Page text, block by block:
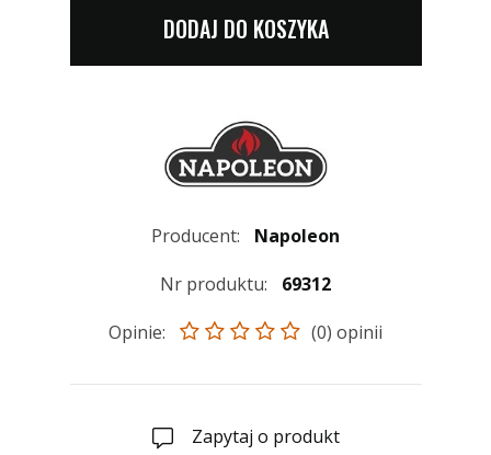
DODAJ DO KOSZYKA
Producent:
Napoleon
Nr produktu:
69312
Opinie:
(0) opinii
Zapytaj o produkt